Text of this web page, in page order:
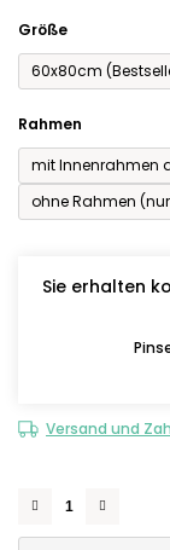
Größe
60x80cm
Rahmen
mit Innenrahmen
ohne Rahmen
Sie erhalten
Versand und